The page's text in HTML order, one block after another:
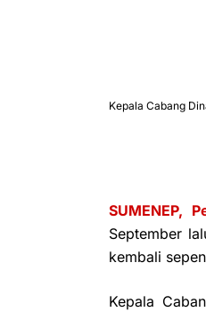
Kepala Cabang
SUMENEP,
September
kembali
Kepala